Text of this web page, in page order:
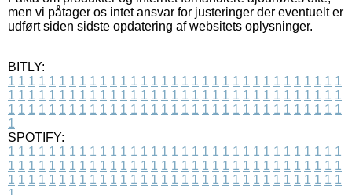
men vi påtager os intet ansvar for justeringer der eventuelt er
udført siden sidste opdatering af websitets oplysninger.
BITLY:
1 1 1 1 1 1 1 1 1 1 1 1 1 1 1 1 1 1 1 1 1 1 1 1 1 1 1 1 1 1 1 1 1
1 1 1 1 1 1 1 1 1 1 1 1 1 1 1 1 1 1 1 1 1 1 1 1 1 1 1 1 1 1 1 1 1
1 1 1 1 1 1 1 1 1 1 1 1 1 1 1 1 1 1 1 1 1 1 1 1 1 1 1 1 1 1 1 1 1
1
SPOTIFY:
1 1 1 1 1 1 1 1 1 1 1 1 1 1 1 1 1 1 1 1 1 1 1 1 1 1 1 1 1 1 1 1 1
1 1 1 1 1 1 1 1 1 1 1 1 1 1 1 1 1 1 1 1 1 1 1 1 1 1 1 1 1 1 1 1 1
1 1 1 1 1 1 1 1 1 1 1 1 1 1 1 1 1 1 1 1 1 1 1 1 1 1 1 1 1 1 1 1 1